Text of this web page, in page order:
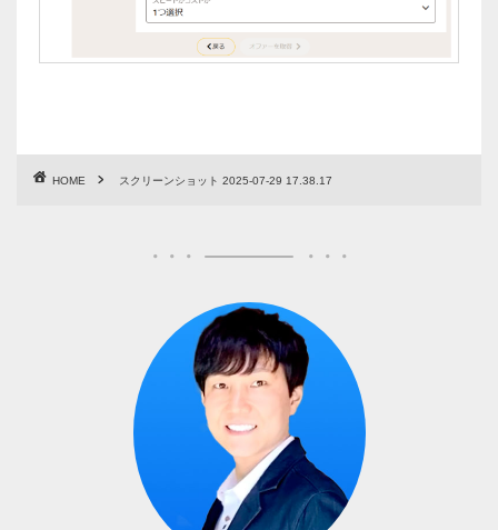
HOME スクリーンショット 2025-07-29 17.38.17